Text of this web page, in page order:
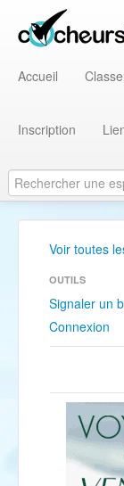
Accueil
Inscription
Voir toutes
OUTILS
Signaler un
Connexion